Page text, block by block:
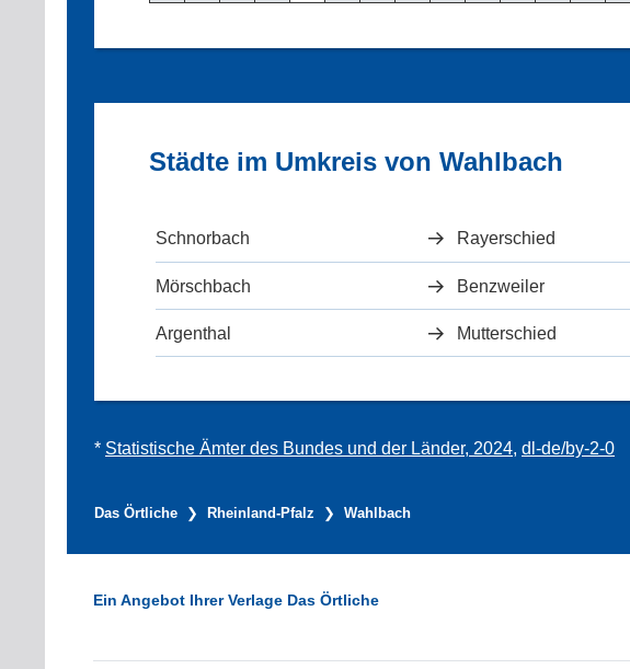
Städte im Umkreis von Wahlbach
Schnorbach Rayerschied
Mörschbach Benzweiler
Argenthal Mutterschied
* Statistische Ämter des Bundes und der Länder, 2024, dl-de/by-2-0
Das Örtliche Rheinland-Pfalz Wahlbach
Ein Angebot Ihrer Verlage Das Örtliche